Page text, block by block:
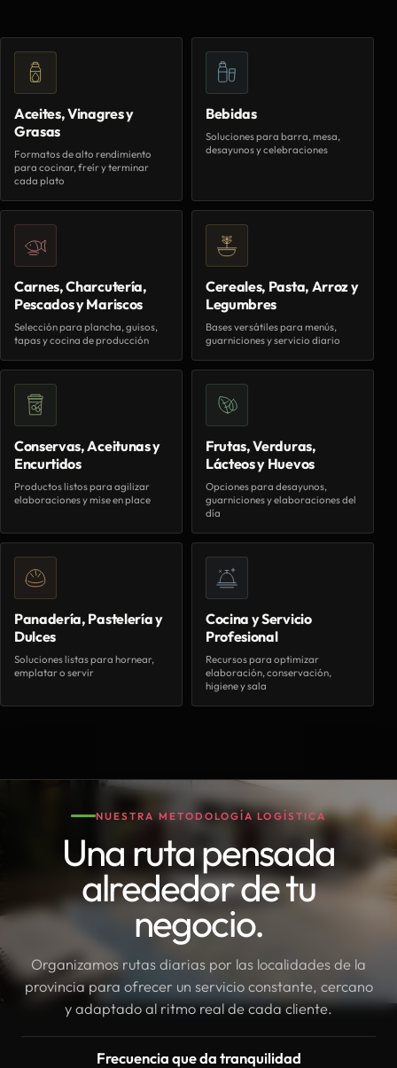
Aceites, Vinagres y
Grasas
Formatos de alto rendimiento
para cocinar, freír y terminar
cada plato
Bebidas
Soluciones para barra, mesa,
desayunos y celebraciones
Carnes, Charcutería,
Pescados y Mariscos
Selección para plancha, guisos,
tapas y cocina de producción
Cereales, Pasta, Arroz y
Legumbres
Bases versátiles para menús,
guarniciones y servicio diario
Conservas, Aceitunas y
Encurtidos
Productos listos para agilizar
elaboraciones y mise en place
Frutas, Verduras,
Lácteos y Huevos
Opciones para desayunos,
guarniciones y elaboraciones del
día
Panadería, Pastelería y
Dulces
Soluciones listas para hornear,
emplatar o servir
Cocina y Servicio
Profesional
Recursos para optimizar
elaboración, conservación,
higiene y sala
NUESTRA METODOLOGÍA LOGÍSTICA
Una ruta pensada
alrededor de tu
negocio.
Organizamos rutas diarias por las localidades de la
provincia para ofrecer un servicio constante, cercano
y adaptado al ritmo real de cada cliente.
Frecuencia que da tranquilidad